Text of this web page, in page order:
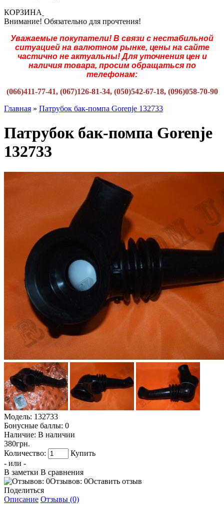
КОРЗИНА
Внимание! Обязательно для прочтения!
Уважаемые покупатели! В связи с нестабильной
ситуацией на валютном рынке, цены на сайте
частично не актуальны! Для уточнения цен и
наличия товара, просим обращаться по
телефонам:
(066)411-77-41, (067)126-81-34, (050)542-67-18, (096)058-70-90
Главная » Патрубок бак-помпа Gorenje 132733
Патрубок бак-помпа Gorenje
132733
Модель: 132733
Бонусные баллы: 0
Наличие: В наличии
380грн.
Количество:
Купить
- или -
В заметки В сравнения
Отзывов: 0Оставить отзыв
Поделиться
Описание Отзывы (0)